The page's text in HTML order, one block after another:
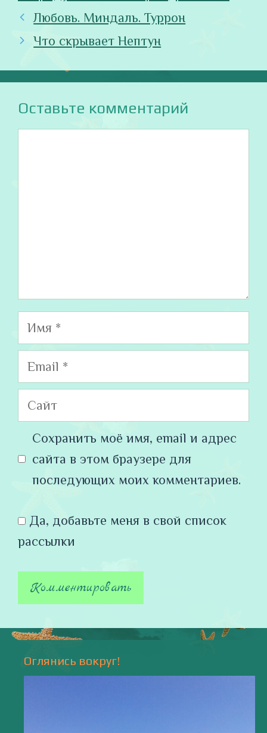
Любовь. Миндаль. Туррон
Что скрывает Нептун
Оставьте комментарий
Имя
Email
Сайт
Сохранить моё имя, email и адрес
сайта в этом браузере для
последующих моих комментариев.
Да, добавьте меня в свой список
рассылки
Оглянись вокруг!